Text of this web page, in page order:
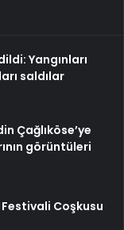
Yangınları
saldılar
Çağlıköse’ye
görüntüleri
Coşkusu